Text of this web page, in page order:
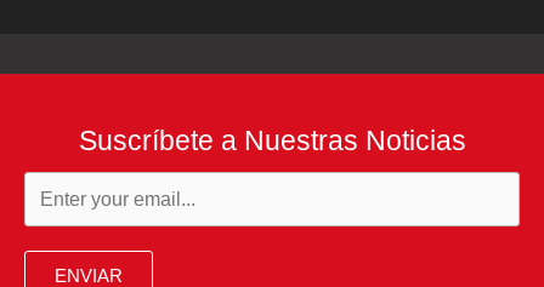
Suscríbete a Nuestras Noticias
ENVIAR